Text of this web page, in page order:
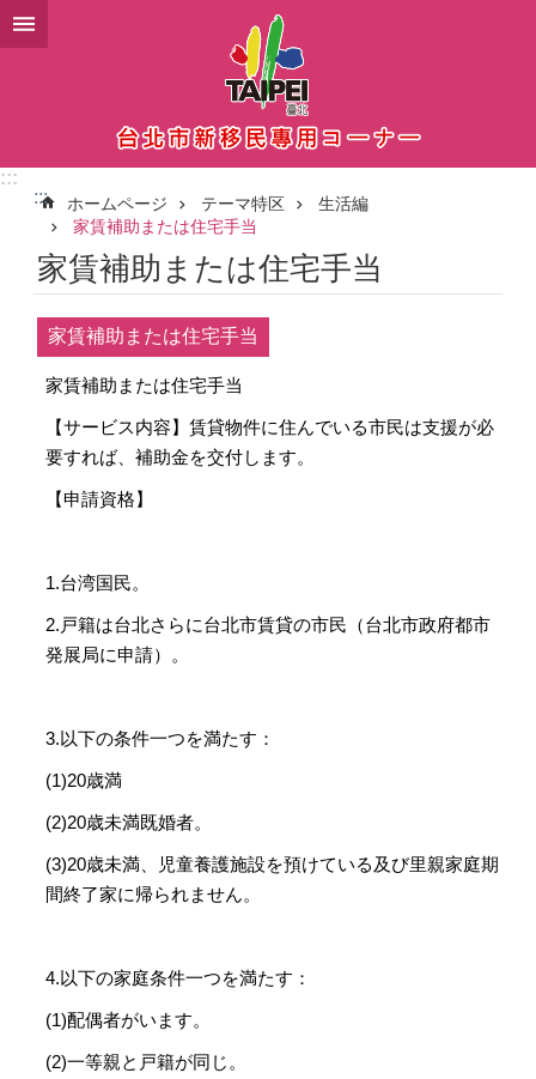
メインコンテンツブロックにスキップ
:::
:::
ホームページ テーマ特区
生活編
家賃補助または住宅手当
家賃補助または住宅手当
家賃補助または住宅手当
家賃補助または住宅手当
【サービス内容】賃貸物件に住んでいる市民は支援が必
要すれば、補助金を交付します。
【申請資格】
1.台湾国民。
2.戸籍は台北さらに台北市賃貸の市民（台北市政府都市
発展局に申請）。
3.以下の条件一つを満たす：
(1)20歳満
(2)20歳未満既婚者。
(3)20歳未満、児童養護施設を預けている及び里親家庭期
間終了家に帰られません。
4.以下の家庭条件一つを満たす：
(1)配偶者がいます。
(2)一等親と戸籍が同じ。